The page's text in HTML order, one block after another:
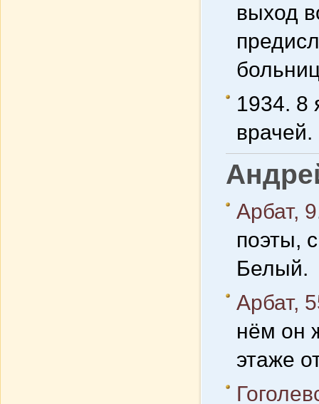
выход
1934. 8
Арбат, 9
поэты,
Белый.
Арбат,
нём он
этаже